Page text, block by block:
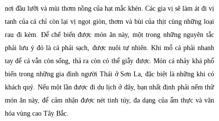
nơi đầu lưỡi và mùi thơm nồng của hạt mắc khén. Các gia vị sẽ làm át đi vị
tanh của cá chỉ còn lại vị ngọt giòn, thơm và bùi của thịt cùng những loại
rau đi kèm. Để chế biến được món ăn này, một trong những nguyên tắc
phải lưu ý đó là cá phải sạch, được nuôi tự nhiên. Khi mổ cá phải nhanh
tay để cá vẫn còn sống, thả ra còn có thể giẫy được. Món cá nhảy khá phổ
biến trong những gia đình người Thái ở Sơn La, đặc biệt là những khi có
khách quý. Nếu một lần được đi du lịch ở đây, bạn nhất định phải nếm thử
món ăn này, để cảm nhận được nét tinh túy, đa dạng của ẩm thực và văn
hóa vùng cao Tây Bắc.